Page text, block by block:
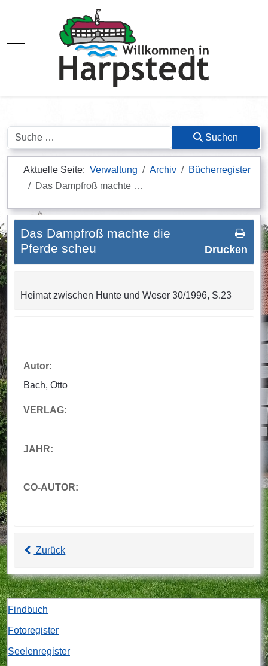
Mobile Menu Toggle
Suchen Suchen
Aktuelle Seite: Verwaltung Archiv
Bücherregister
Das Dampfroß machte …
Drucken
Das Dampfroß machte die
Pferde scheu
Heimat zwischen Hunte und Weser 30/1996, S.23
Autor:
Bach, Otto
VERLAG:
JAHR:
CO-AUTOR:
Zurück
Findbuch
Fotoregister
Seelenregister